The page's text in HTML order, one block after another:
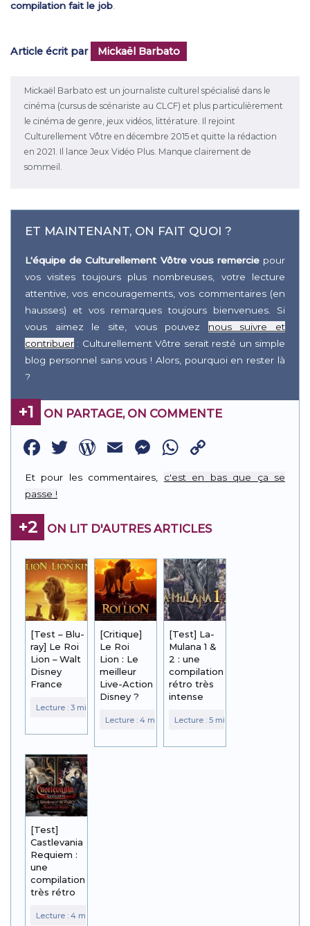
compilation fait le job
Article écrit par Mickaël Barbato
Mickaël Barbato est un journaliste culturel spécialisé dans le
cinéma (cursus de scénariste au CLCF) et plus particulièrement
le cinéma de genre, jeux vidéos, littérature. Il rejoint
Culturellement Vôtre en décembre 2015 et quitte la rédaction
en 2021. Il lance Jeux Vidéo Plus. Manque clairement de
sommeil.
ET MAINTENANT, ON FAIT QUOI ?
L'équipe de Culturellement Vôtre vous remerciepour
vos visites toujours plus nombreuses, votre lecture
attentive, vos encouragements, vos commentaires (en
hausses) et vos remarques toujours bienvenues. Si
vous aimez le site, vous pouvez nous suivre et
contribuer : Culturellement Vôtre serait resté un simple
blog personnel sans vous ! Alors, pourquoi en rester là
?
+1 ON PARTAGE, ON COMMENTE
Facebook
Twitter
WordPress
EmailMessenger
WhatsApp
Link
Et pour les commentaires, c'est en bas que ça se
passe !
+2 ON LIT D'AUTRES ARTICLES
[Test – Blu-
ray] Le Roi
Lion – Walt
Disney
France
[Critique]
Le Roi
Lion : Le
meilleur
Live-Action
Disney ?
[Test] La-
Mulana 1 &
2 : une
compilation
rétro très
intense
[Test]
Castlevania
Requiem :
une
compilation
très rétro